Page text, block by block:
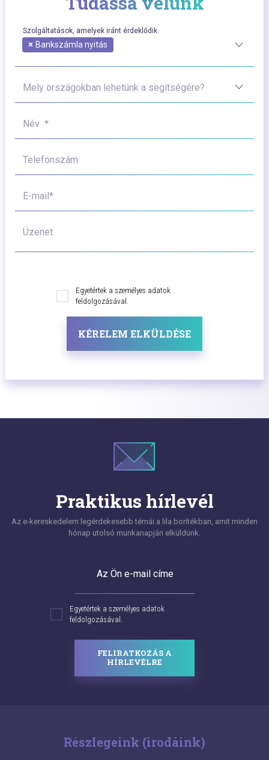
Szolgáltatások, amelyek iránt érdeklődik
× Bankszámla nyitás
Mely országokban lehetünk a segítségére?
Név *
Telefonszám
E-mail*
Üzenet
Egyetértek a személyes adatok
feldolgozásával.
KÉRELEM ELKÜLDÉSE
Praktikus hírlevél
Az e-kereskedelem legérdekesebb témái a lila borítékban, amit minden
hónap utolsó munkanapján elküldünk.
Az Ön e-mail címe
Egyetértek a személyes adatok
feldolgozásával.
FELIRATKOZÁS A
HÍRLEVÉLRE
Részlegeink (irodáink)